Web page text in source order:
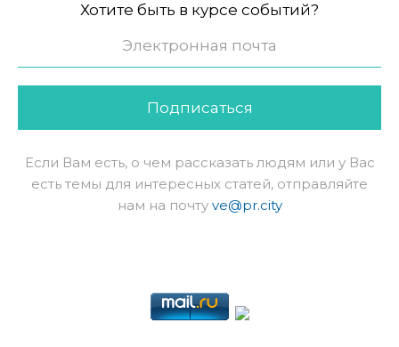
Хотите быть в курсе событий?
Подписаться
Если Вам есть, о чем рассказать людям или у Вас
есть темы для интересных статей, отправляйте
нам на почту ve@pr.city